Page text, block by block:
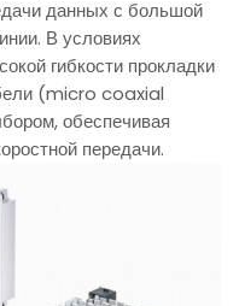
данных с большой
В условиях
гибкости прокладки
(micro coaxial
обеспечивая
передачи.